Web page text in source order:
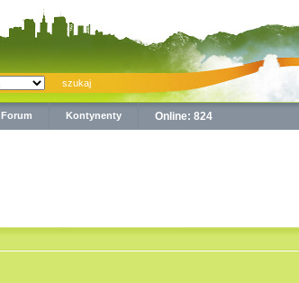
Forum Kontynenty Online: 824